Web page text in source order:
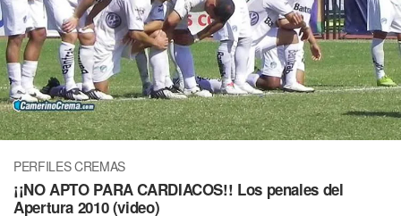
PERFILES CREMAS
¡¡NO APTO PARA CARDIACOS!! Los penales del
Apertura 2010 (video)